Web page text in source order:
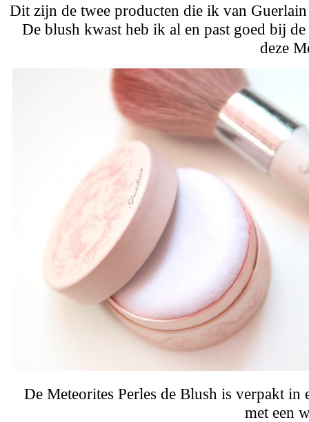
Dit zijn de twee producten die ik van
De blush kwast heb ik al en past goed bij
deze
De Meteorites Perles de Blush is verpakt in
met een